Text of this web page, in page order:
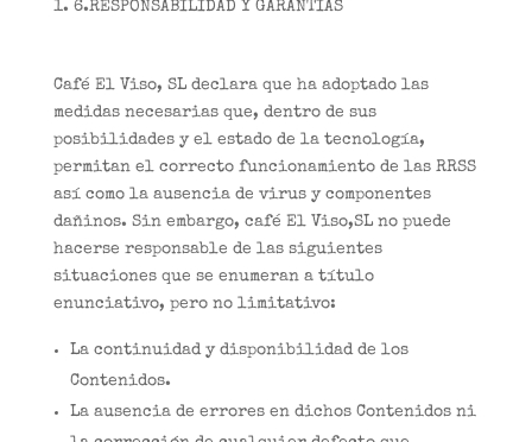
6.RESPONSABILIDAD Y GARANTÍAS
Café El Viso, SL declara que ha adoptado las
medidas necesarias que, dentro de sus
posibilidades y el estado de la tecnología,
permitan el correcto funcionamiento de las RRSS
así como la ausencia de virus y componentes
dañinos. Sin embargo, café El Viso,SL no puede
hacerse responsable de las siguientes
situaciones que se enumeran a título
enunciativo, pero no limitativo:
La continuidad y disponibilidad de los
Contenidos.
La ausencia de errores en dichos Contenidos ni